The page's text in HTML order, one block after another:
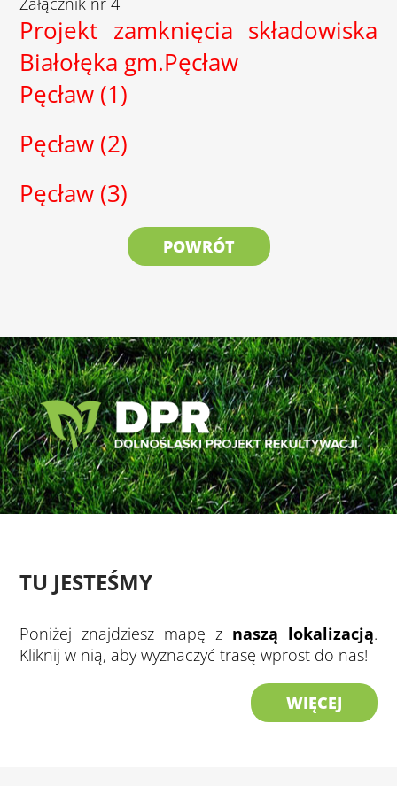
Projekt zamknięcia składowiska
Białołęka gm.Pęcław
Pęcław (1)
Pęcław (2)
Pęcław (3)
POWRÓT
TU JESTEŚMY
Poniżej znajdziesz mapę z naszą lokalizacją.
Kliknij w nią, aby wyznaczyć trasę wprost do nas!
WIĘCEJ